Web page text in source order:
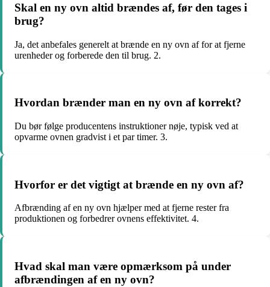
Skal en ny ovn altid brændes af, før den tages i
brug?
Ja, det anbefales generelt at brænde en ny ovn af for at fjerne
urenheder og forberede den til brug. 2.
Hvordan brænder man en ny ovn af korrekt?
Du bør følge producentens instruktioner nøje, typisk ved at
opvarme ovnen gradvist i et par timer. 3.
Hvorfor er det vigtigt at brænde en ny ovn af?
Afbrænding af en ny ovn hjælper med at fjerne rester fra
produktionen og forbedrer ovnens effektivitet. 4.
Hvad skal man være opmærksom på under
afbrændingen af en ny ovn?